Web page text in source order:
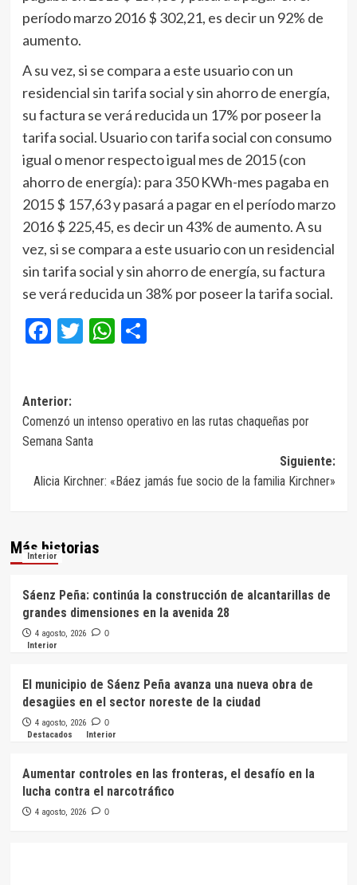
período marzo 2016 $ 302,21, es decir un 92% de
aumento.
A su vez, si se compara a este usuario con un
residencial sin tarifa social y sin ahorro de energía,
su factura se verá reducida un 17% por poseer la
tarifa social. Usuario con tarifa social con consumo
igual o menor respecto igual mes de 2015 (con
ahorro de energía): para 350 KWh-mes pagaba en
2015 $ 157,63 y pasará a pagar en el período marzo
2016 $ 225,45, es decir un 43% de aumento. A su
vez, si se compara a este usuario con un residencial
sin tarifa social y sin ahorro de energía, su factura
se verá reducida un 38% por poseer la tarifa social.
Facebook
Twitter
WhatsApp
Compartir
Navegación
de
Anterior:
Comenzó un intenso operativo en las rutas chaqueñas por
Semana Santa
Siguiente:
Alicia Kirchner: «Báez jamás fue socio de la familia Kirchner»
Más historias
Interior
Sáenz Peña: continúa la construcción de alcantarillas de
grandes dimensiones en la avenida 28
4 agosto, 2026 0
Interior
El municipio de Sáenz Peña avanza una nueva obra de
desagües en el sector noreste de la ciudad
4 agosto, 2026 0
Destacados Interior
Aumentar controles en las fronteras, el desafío en la
lucha contra el narcotráfico
4 agosto, 2026 0